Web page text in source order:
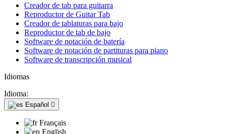
Creador de tab para guitarra
Reproductor de Guitar Tab
Creador de tablaturas para bajo
Reproductor de tab de bajo
Software de notación de batería
Software de notación de partituras para piano
Software de transcripción musical
Idiomas
Idioma:
Español 
Français
English